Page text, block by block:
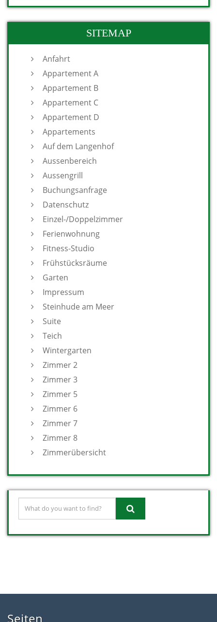
SITEMAP
Anfahrt
Appartement A
Appartement B
Appartement C
Appartement D
Appartements
Auf dem Langenhof
Aussenbereich
Aussengrill
Buchungsanfrage
Datenschutz
Einzel-/Doppelzimmer
Ferienwohnung
Fitness-Studio
Frühstücksräume
Garten
Impressum
Steinhude am Meer
Suite
Teich
Wintergarten
Zimmer 2
Zimmer 3
Zimmer 5
Zimmer 6
Zimmer 7
Zimmer 8
Zimmerübersicht
Seiten